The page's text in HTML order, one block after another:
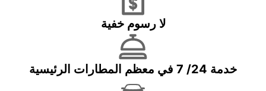
لا رسوم خفية
خدمة 24/ 7 في معظم المطارات الرئيسية